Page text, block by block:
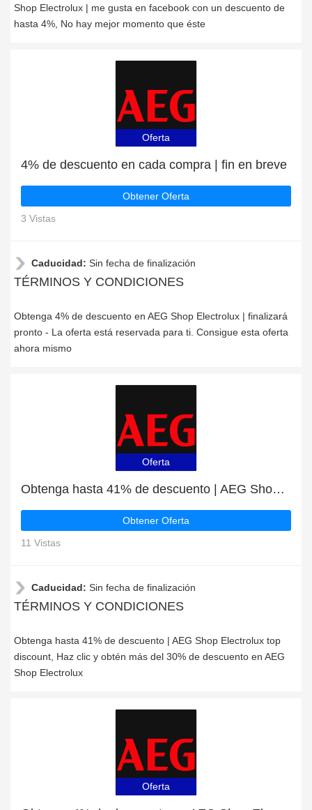
Shop Electrolux | me gusta en facebook con un descuento de
hasta 4%, No hay mejor momento que éste
Oferta
4% de descuento en cada compra | fin en breve
Obtener Oferta
3 Vistas
Caducidad: Sin fecha de finalización
TÉRMINOS Y CONDICIONES
Obtenga 4% de descuento en AEG Shop Electrolux | finalizará
pronto - La oferta está reservada para ti. Consigue esta oferta
ahora mismo
Oferta
Obtenga hasta 41% de descuento | AEG Shop Electrolux top discount
Obtener Oferta
11 Vistas
Caducidad: Sin fecha de finalización
TÉRMINOS Y CONDICIONES
Obtenga hasta 41% de descuento | AEG Shop Electrolux top
discount, Haz clic y obtén más del 30% de descuento en AEG
Shop Electrolux
Oferta